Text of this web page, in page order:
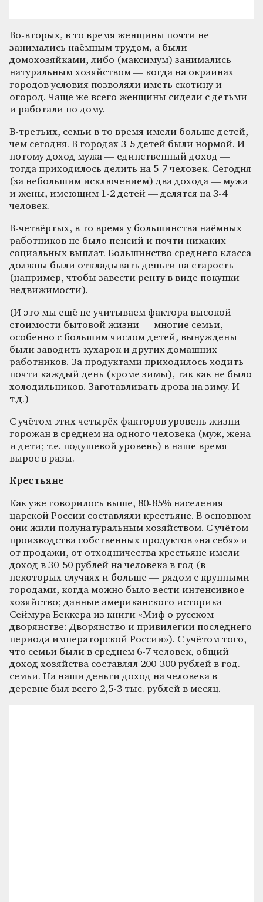
Во-вторых, в то время женщины почти не
занимались наёмным трудом, а были
домохозяйками, либо (максимум) занимались
натуральным хозяйством — когда на окраинах
городов условия позволяли иметь скотину и
огород. Чаще же всего женщины сидели с детьми
и работали по дому.
В-третьих, семьи в то время имели больше детей,
чем сегодня. В городах 3-5 детей были нормой. И
потому доход мужа — единственный доход —
тогда приходилось делить на 5-7 человек. Сегодня
(за небольшим исключением) два дохода — мужа
и жены, имеющим 1-2 детей — делятся на 3-4
человек.
В-четвёртых, в то время у большинства наёмных
работников не было пенсий и почти никаких
социальных выплат. Большинство среднего класса
должны были откладывать деньги на старость
(например, чтобы завести ренту в виде покупки
недвижимости).
(И это мы ещё не учитываем фактора высокой
стоимости бытовой жизни — многие семьи,
особенно с большим числом детей, вынуждены
были заводить кухарок и других домашних
работников. За продуктами приходилось ходить
почти каждый день (кроме зимы), так как не было
холодильников. Заготавливать дрова на зиму. И
т.д.)
С учётом этих четырёх факторов уровень жизни
горожан в среднем на одного человека (муж, жена
и дети; т.е. подушевой уровень) в наше время
вырос в разы.
Крестьяне
Как уже говорилось выше, 80-85% населения
царской России составляли крестьяне. В основном
они жили полунатуральным хозяйством. С учётом
производства собственных продуктов «на себя» и
от продажи, от отходничества крестьяне имели
доход в 30-50 рублей на человека в год (в
некоторых случаях и больше — рядом с крупными
городами, когда можно было вести интенсивное
хозяйство; данные американского историка
Сеймура Беккера из книги «Миф о русском
дворянстве: Дворянство и привилегии последнего
периода императорской России»). С учётом того,
что семьи были в среднем 6-7 человек, общий
доход хозяйства составлял 200-300 рублей в год.
семьи. На наши деньги доход на человека в
деревне был всего 2,5-3 тыс. рублей в месяц.